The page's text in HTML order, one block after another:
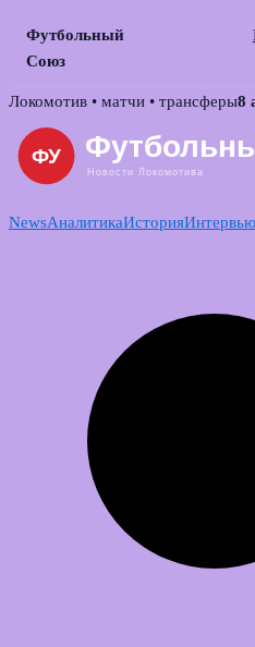
Футбольный
Союз
Skip
content
Локомотив • матчи • трансферы8
NewsАналитикаИсторияИнтервью